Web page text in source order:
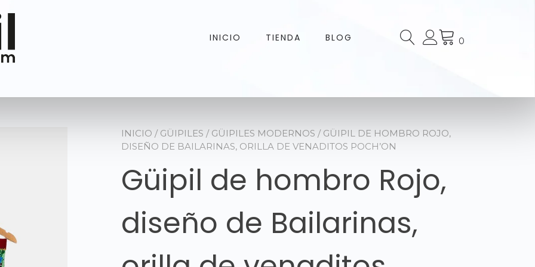
INICIO TIENDA BLOG 0
INICIO / GÜIPILES / GÜIPILES MODERNOS / GÜIPIL DE HOMBRO ROJO,
DISEÑO DE BAILARINAS, ORILLA DE VENADITOS POCH’ON
Güipil de hombro Rojo,
diseño de Bailarinas,